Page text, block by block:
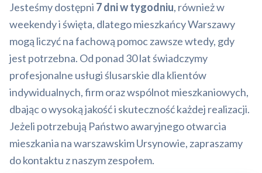
Jesteśmy dostępni 7 dni w tygodniu, również w
weekendy i święta, dlatego mieszkańcy Warszawy
mogą liczyć na fachową pomoc zawsze wtedy, gdy
jest potrzebna. Od ponad 30 lat świadczymy
profesjonalne usługi ślusarskie dla klientów
indywidualnych, firm oraz wspólnot mieszkaniowych,
dbając o wysoką jakość i skuteczność każdej realizacji.
Jeżeli potrzebują Państwo awaryjnego otwarcia
mieszkania na warszawskim Ursynowie, zapraszamy
do kontaktu z naszym zespołem.